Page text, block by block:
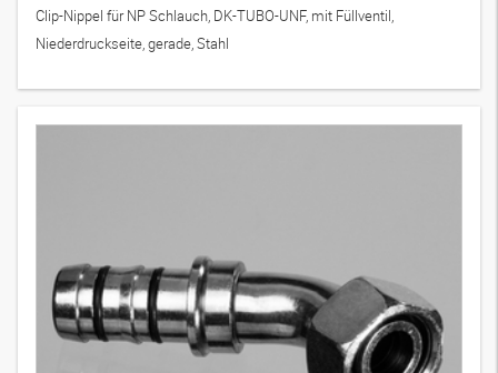
Clip-Nippel für NP Schlauch, DK-TUBO-UNF, mit Füllventil,
Niederdruckseite, gerade, Stahl